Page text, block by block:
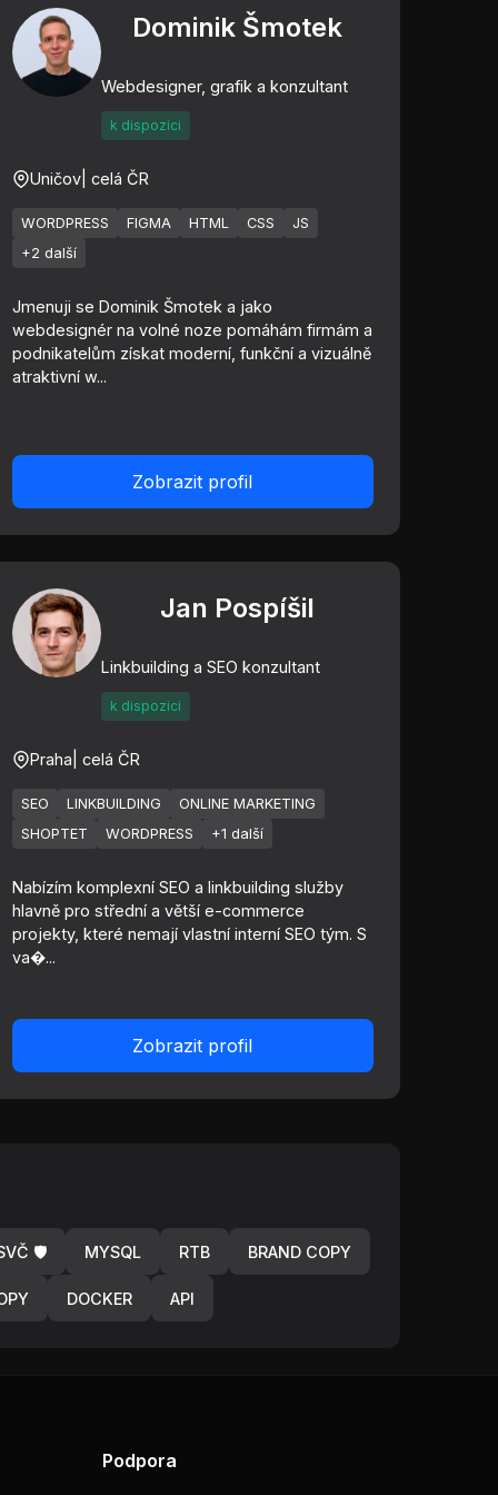
Dominik Šmotek
Webdesigner, grafik a konzultant
k dispozici
Uničov| celá ČR
WORDPRESS FIGMA HTML CSS
JS
+2 další
Jmenuji se Dominik Šmotek a jako
webdesignér na volné noze pomáhám firmám a
podnikatelům získat moderní, funkční a vizuálně
atraktivní w...
Zobrazit profil
Jan Pospíšil
Linkbuilding a SEO konzultant
k dispozici
Praha | celá ČR
SEO LINKBUILDING
ONLINE MARKETING
SHOPTET
WORDPRESS +1 další
Nabízím komplexní SEO a linkbuilding služby
hlavně pro střední a větší e-commerce
projekty, které nemají vlastní interní SEO tým. S
va�...
Zobrazit profil
🛡️ MYSQL RTB BRAND COPY
DOCKER API
Podpora